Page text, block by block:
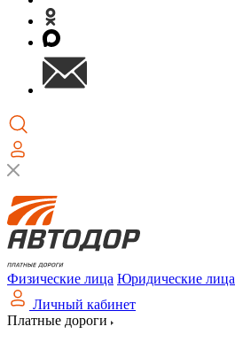
Физические лица Юридические лица
Личный кабинет
Платные дороги